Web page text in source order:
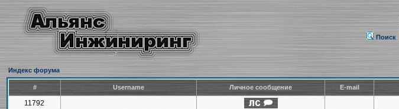
Поиск
Индекс форума
# Username Личное сообщение E-mail
11792